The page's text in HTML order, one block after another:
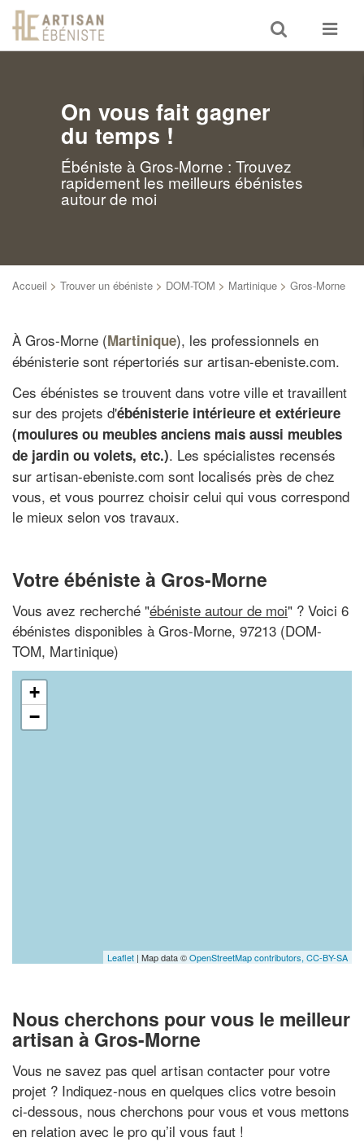
Toggle
search
Toggle
On vous fait gagner
du temps !
Ébéniste à Gros-Morne : Trouvez
rapidement les meilleurs ébénistes
autour de moi
Accueil > Trouver un ébéniste > DOM-TOM > Martinique > Gros-Morne
À Gros-Morne (Martinique), les professionnels en
ébénisterie sont répertoriés sur artisan-ebeniste.com.
Ces ébénistes se trouvent dans votre ville et travaillent
sur des projets d'ébénisterie intérieure et extérieure
(moulures ou meubles anciens mais aussi meubles
de jardin ou volets, etc.). Les spécialistes recensés
sur artisan-ebeniste.com sont localisés près de chez
vous, et vous pourrez choisir celui qui vous correspond
le mieux selon vos travaux.
Votre ébéniste à Gros-Morne
Vous avez recherché "ébéniste autour de moi" ? Voici 6
ébénistes disponibles à Gros-Morne, 97213 (DOM-
TOM, Martinique)
+
−
Leaflet | Map data ©OpenStreetMap contributors, CC-BY-SA
Nous cherchons pour vous le meilleur
artisan à Gros-Morne
Vous ne savez pas quel artisan contacter pour votre
projet ? Indiquez-nous en quelques clics votre besoin
ci-dessous, nous cherchons pour vous et vous mettons
en relation avec le pro qu’il vous faut !